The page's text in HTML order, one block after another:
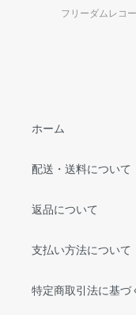
フリーダムレコ
ホーム
配送・送料について
返品について
支払い方法について
特定商取引法に基づ